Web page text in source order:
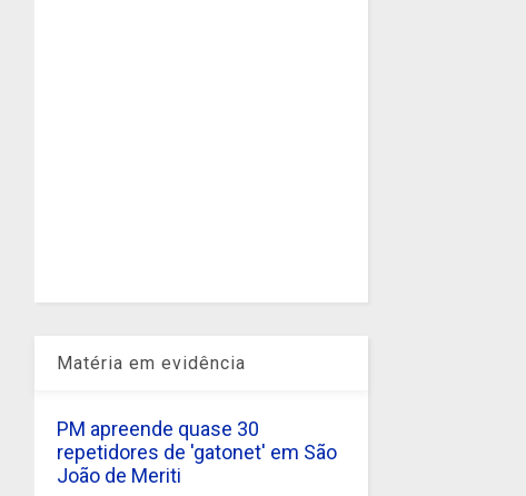
Matéria em evidência
PM apreende quase 30
repetidores de 'gatonet' em São
João de Meriti